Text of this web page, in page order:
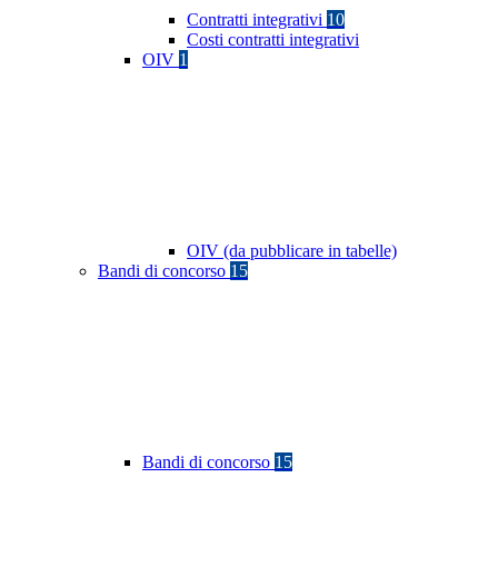
Contratti integrativi 10
Costi contratti integrativi
OIV 1
OIV (da pubblicare in tabelle)
Bandi di concorso 15
Bandi di concorso 15